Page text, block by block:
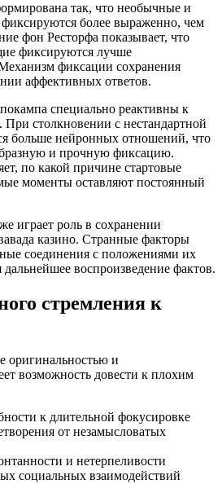
так, что необычные и
более выраженно, чем
фон Ресторфа показывает, что
фиксируются лучше
фиксации сохранения
аффективных ответов.
специально реактивны к
При столкновении с нестандартной
больше нейронных отношений, что
и прочную фиксацию.
по какой причине стартовые
моменты оставляют постоянный
играет роль в сохранении
казино. Странные факторы
соединения с положениями их
воспроизведение фактов.
стремления к
оригинальностью и
возможность довести к плохим
к длительной фокусировке
от незамысловатых
и нетерпеливости
социальных взаимодействий